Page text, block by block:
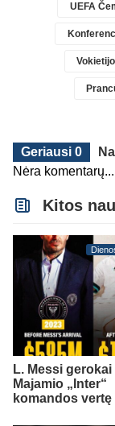
UEFA
Geriausi 0
Nėra komentarų...
Kitos
L. Messi
Majamio „Inter“
komandos vertę